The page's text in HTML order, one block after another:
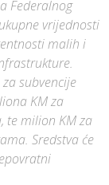
Federalnog
vrijednosti
malih i
subvencije
KM za
te milion KM za
Sredstva će